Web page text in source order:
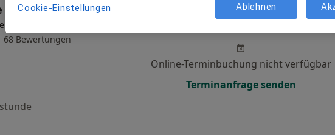
Kälin
68 Bewertungen
7 Aug
Sa,
8 Aug
So,
9 Aug
Online-Terminbuchung nicht verfügbar
Terminanfrage senden
Cookie-Einstellungen Ablehnen